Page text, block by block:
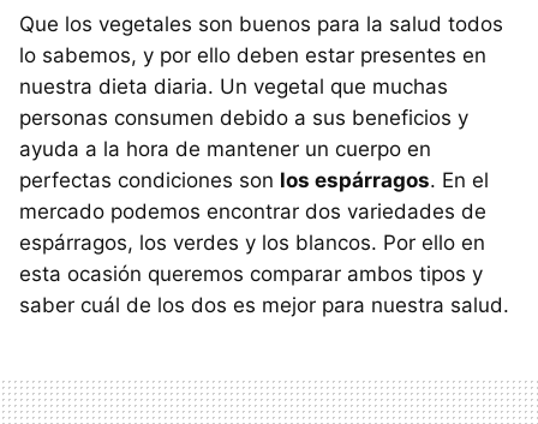
Que los vegetales son buenos para la salud todos
lo sabemos, y por ello deben estar presentes en
nuestra dieta diaria. Un vegetal que muchas
personas consumen debido a sus beneficios y
ayuda a la hora de mantener un cuerpo en
perfectas condiciones son los espárragos. En el
mercado podemos encontrar dos variedades de
espárragos, los verdes y los blancos. Por ello en
esta ocasión queremos comparar ambos tipos y
saber cuál de los dos es mejor para nuestra salud.